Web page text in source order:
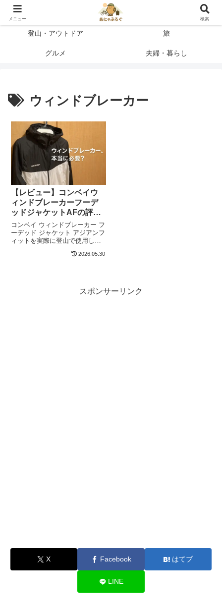
登って、使って、納得したことだけを書く
登山・アウトドア 旅
グルメ 夫婦・暮らし
ウィンドブレーカー
【レビュー】コンベイウ
ィンドブレーカーフーデ
ッドジャケットAFの評価
｜向いている人・向いて
いない人
コンベイ ウィンドブレーカー フ
ーデッド ジャケット アジアンフ
ィットを実際に登山で使用した
メリット・デメリットを正直に
2026.05.30
スポンサーリンク
X Facebook はてブ
LINE
メニュー 検索